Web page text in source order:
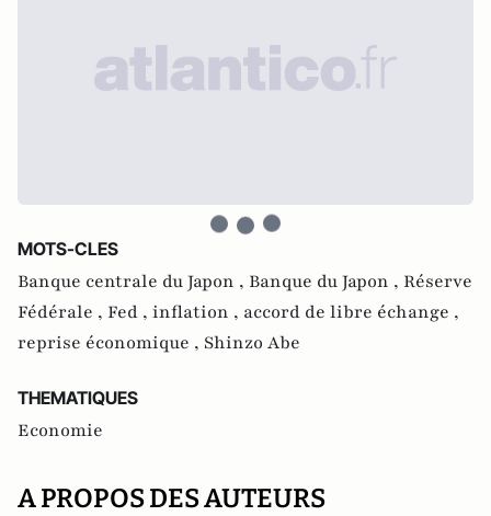
MOTS-CLES
Banque centrale du Japon , Banque du Japon , Réserve
Fédérale , Fed , inflation , accord de libre échange ,
reprise économique , Shinzo Abe
THEMATIQUES
Economie
A PROPOS DES AUTEURS